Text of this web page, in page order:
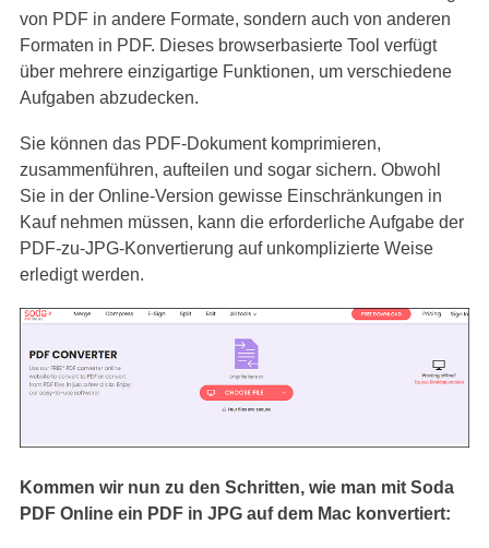
von PDF in andere Formate, sondern auch von anderen
Formaten in PDF. Dieses browserbasierte Tool verfügt
über mehrere einzigartige Funktionen, um verschiedene
Aufgaben abzudecken.
Sie können das PDF-Dokument komprimieren,
zusammenführen, aufteilen und sogar sichern. Obwohl
Sie in der Online-Version gewisse Einschränkungen in
Kauf nehmen müssen, kann die erforderliche Aufgabe der
PDF-zu-JPG-Konvertierung auf unkomplizierte Weise
erledigt werden.
Kommen wir nun zu den Schritten, wie man mit Soda
PDF Online ein PDF in JPG auf dem Mac konvertiert: